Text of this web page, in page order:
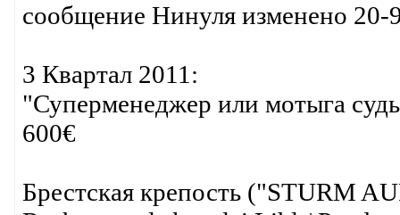
сообщение Нинуля изменено 20-
3 Квартал 2011:
"Суперменеджер или мотыга
600€
Брестская крепость ("STURM